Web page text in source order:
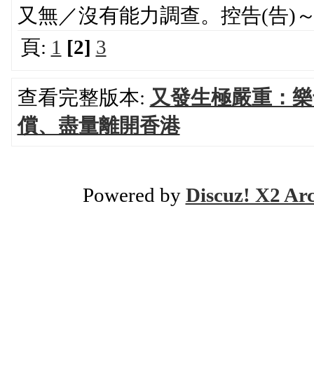
又無／沒有能力調查。控告(告)
頁: 1 [2] 3
查看完整版本: 又發生極嚴重：
償、盡量離開香港
Powered by Discuz! X2